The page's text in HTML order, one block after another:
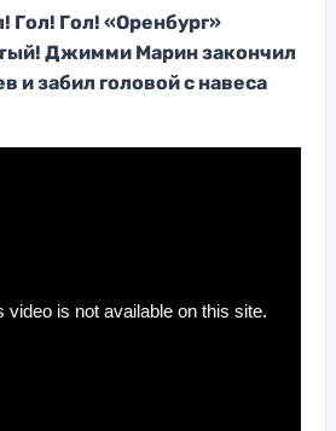
Гол! Гол! «Оренбург»
Джимми Марин закончил
и забил головой с навеса